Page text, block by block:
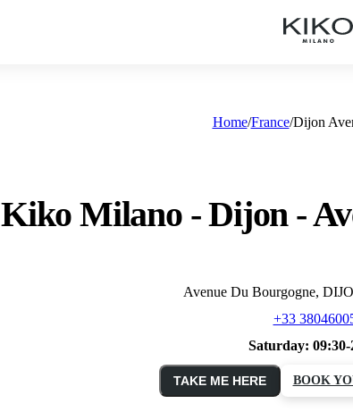
Home France Dijon
Kiko Milano - Dijon -
Avenue Du Bourgogne,
+33
Saturday:
TAKE ME HERE BOOK